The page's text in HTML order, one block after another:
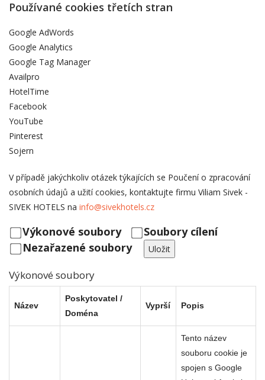
Používané cookies třetích stran
Google AdWords
Google Analytics
Google Tag Manager
Availpro
HotelTime
Facebook
YouTube
Pinterest
Sojern
V případě jakýchkoliv otázek týkajících se Poučení o zpracování
osobních údajů a užití cookies, kontaktujte firmu Viliam Sivek -
SIVEK HOTELS na info@sivekhotels.cz
Výkonové soubory
Soubory cílení
Nezařazené soubory
Uložit
Výkonové soubory
Název
Poskytovatel /
Doména
Vyprší Popis
Tento název
souboru cookie je
spojen s Google